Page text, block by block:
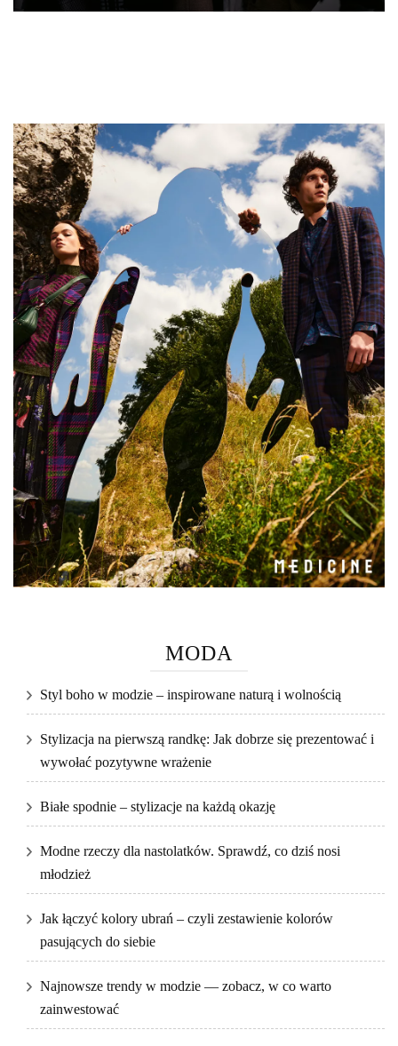
MODA
Styl boho w modzie – inspirowane naturą i wolnością
Stylizacja na pierwszą randkę: Jak dobrze się prezentować i
wywołać pozytywne wrażenie
Białe spodnie – stylizacje na każdą okazję
Modne rzeczy dla nastolatków. Sprawdź, co dziś nosi
młodzież
Jak łączyć kolory ubrań – czyli zestawienie kolorów
pasujących do siebie
Najnowsze trendy w modzie — zobacz, w co warto
zainwestować